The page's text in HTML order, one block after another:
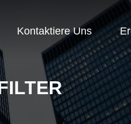
Kontaktiere Uns